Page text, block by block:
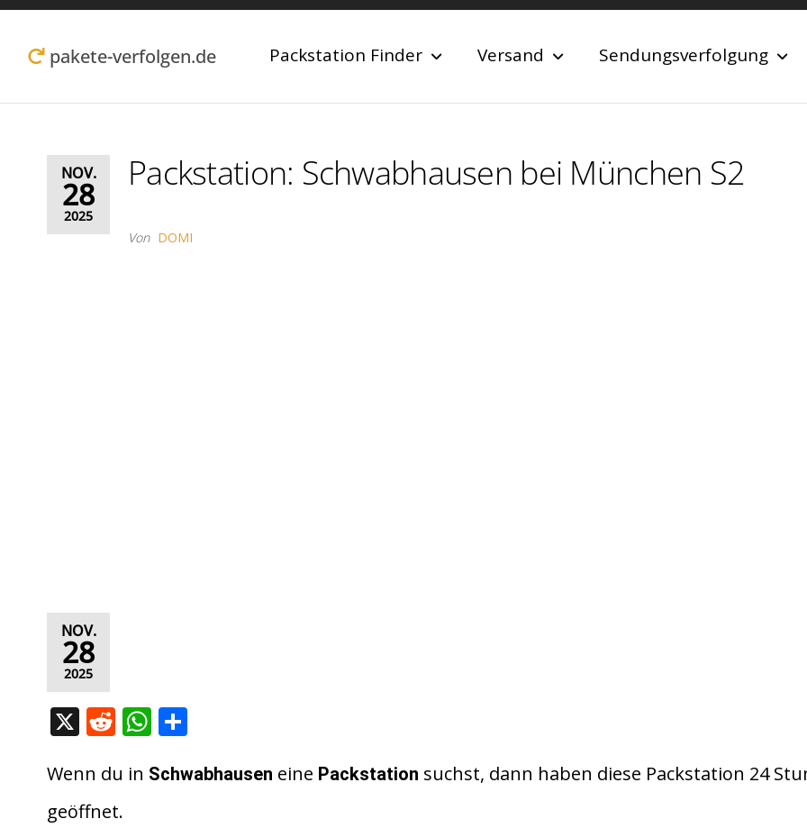
Zum
Inhalt pakete-verfolgen.de Packstation Finder Versand Sendungsverfolgung
NOV.
28
2025
Packstation: Schwabhausen bei München S2
Von DOMI
NOV.
28
2025
X R
d
di
W
at le
Wenn du in Schwabhausen eine Packstation suchst, dann haben diese Packstation 24
geöffnet.